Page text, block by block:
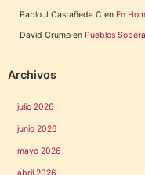
Pablo J Castañeda C en En
David Crump en Pueblos
Archivos
julio 2026
junio 2026
mayo 2026